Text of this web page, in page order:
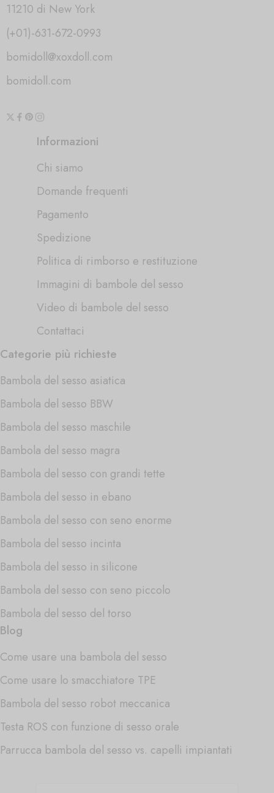
11210 di New York
(+01)-631-672-0993
bomidoll@xoxdoll.com
bomidoll.com
Informazioni
Chi siamo
Domande frequenti
Pagamento
Spedizione
Politica di rimborso e restituzione
Immagini di bambole del sesso
Video di bambole del sesso
Contattaci
Categorie più richieste
Bambola del sesso asiatica
Bambola del sesso BBW
Bambola del sesso maschile
Bambola del sesso magra
Bambola del sesso con grandi tette
Bambola del sesso in ebano
Bambola del sesso con seno enorme
Bambola del sesso incinta
Bambola del sesso in silicone
Bambola del sesso con seno piccolo
Bambola del sesso del torso
Blog
Come usare una bambola del sesso
Come usare lo smacchiatore TPE
Bambola del sesso robot meccanica
Testa ROS con funzione di sesso orale
Parrucca bambola del sesso vs. capelli impiantati